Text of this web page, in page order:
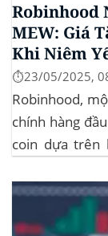
Robinhood
MEW: Giá
Khi Niêm
⏱️23/05/2025,
Robinhood,
chính hàng
coin dựa trên
mẽ cho cả hai